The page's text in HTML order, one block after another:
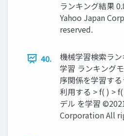
ランキング結果
Yahoo Japan
reserved.
40.
機械学習検索ラ
学習 ランキング
序関係を学習す
利用する > f( ) >
デル を学習
Corporation All